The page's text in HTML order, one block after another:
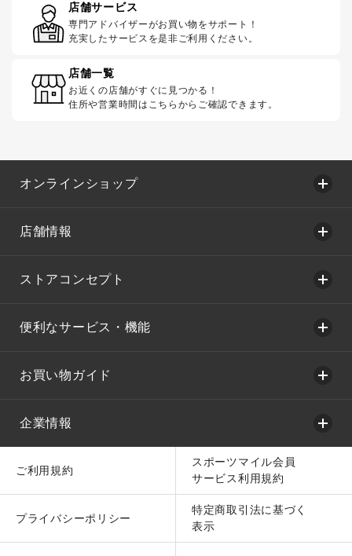
店舗サービス
専門アドバイザーがお買い物をサポート！
充実したサービスを是非ご利用ください。
店舗一覧
お近くの店舗がすぐに見つかる！
住所や営業時間はこちらからご確認できます。
オンラインショップ
店舗情報
ストアコンセプト
便利なサービス・機能
お買い物ガイド
企業情報
ご利用規約
スポーツマイル会員
サービス利用規約
プライバシーポリシー
特定商取引法に基づく
表示